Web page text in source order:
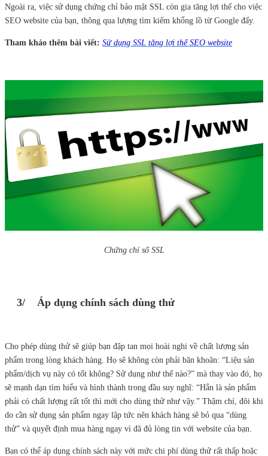
Ngoài ra, việc sử dụng chứng chỉ bảo mật SSL còn gia tăng lợi thế cho việc
SEO website của bạn, thông qua lượng tìm kiếm khổng lồ từ Google đấy.
Tham khảo thêm bài viết: Sử dụng SSL tăng lợi thế SEO website
Chứng chỉ số SSL
3/ Áp dụng chính sách dùng thử
Cho phép dùng thử sẽ giúp bạn đập tan mọi hoài nghi về chất lượng sản
phẩm trong lòng khách hàng. Họ sẽ không còn phải băn khoăn: “Liệu sản
phẩm/dịch vụ này có tốt không? Sử dụng như thế nào?” mà thay vào đó, họ
sẽ mạnh dạn tìm hiểu và hình thành trong đầu suy nghĩ: “Hẳn là sản phẩm
phải có chất lượng rất tốt thì mới cho dùng thử như vậy.” Thậm chí, đôi khi
do cần sử dụng sản phẩm ngay lập tức nên khách hàng sẽ bỏ qua “dùng
thử” và quyết định mua hàng ngay vì đã đủ lòng tin với website của bạn.
Bạn có thể áp dụng chính sách này với mức chi phí dùng thử rất thấp hoặc